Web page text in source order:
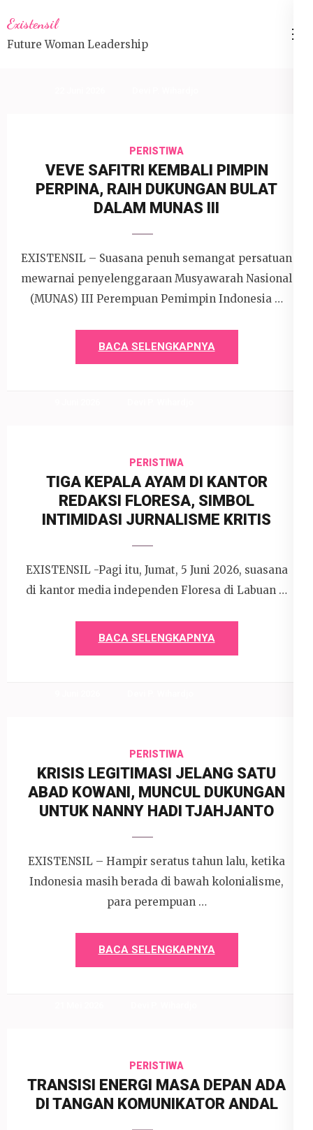
ke
konten
Existensil
Future Woman Leadership
PERISTIWA
VEVE SAFITRI KEMBALI PIMPIN
PERPINA, RAIH DUKUNGAN BULAT
DALAM MUNAS III
EXISTENSIL – Suasana penuh semangat persatuan
mewarnai penyelenggaraan Musyawarah Nasional
(MUNAS) III Perempuan Pemimpin Indonesia …
BACA SELENGKAPNYA
PERISTIWA
TIGA KEPALA AYAM DI KANTOR
REDAKSI FLORESA, SIMBOL
INTIMIDASI JURNALISME KRITIS
EXISTENSIL -Pagi itu, Jumat, 5 Juni 2026, suasana
di kantor media independen Floresa di Labuan …
BACA SELENGKAPNYA
PERISTIWA
KRISIS LEGITIMASI JELANG SATU
ABAD KOWANI, MUNCUL DUKUNGAN
UNTUK NANNY HADI TJAHJANTO
EXISTENSIL – Hampir seratus tahun lalu, ketika
Indonesia masih berada di bawah kolonialisme,
para perempuan …
BACA SELENGKAPNYA
PERISTIWA
TRANSISI ENERGI MASA DEPAN ADA
DI TANGAN KOMUNIKATOR ANDAL